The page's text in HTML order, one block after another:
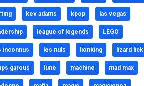
kev adams kpop las vegas
league of legends LEGO
inconnus les nuls lionking lizard lick
garous lune machine mad max